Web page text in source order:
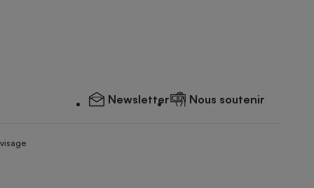
Newsletter Nous soutenir